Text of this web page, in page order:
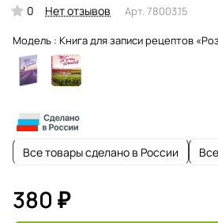
0 Нет отзывов Арт. 78003.15
Модель : Книга для записи рецептов
Все товары сделано в России
380 ₽